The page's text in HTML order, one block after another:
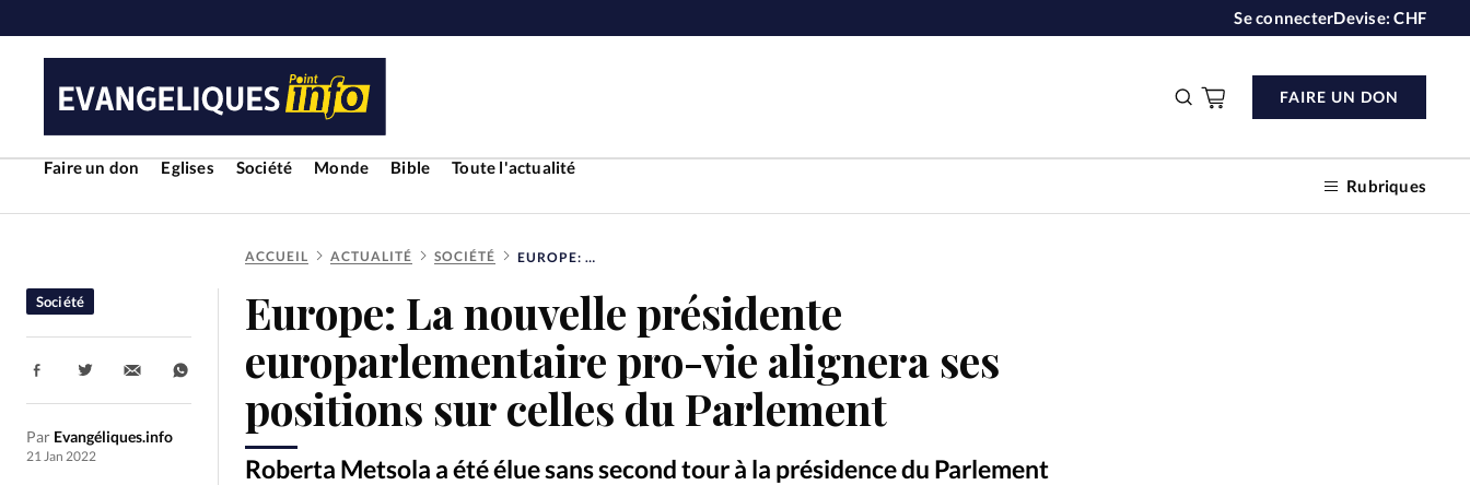
Se connecterDevise:CHF
Faire un don Eglises Société Monde Bible
Toute l'actualité
Rubriques
FAIRE UN DON
RUBRIQUES
Toute l'actualité Bible
Culture
Economie
Eglises Histoire
Laicité
Liberté religieuse
Mission
Monde
À propos
La rédaction
ACCUEIL ACTUALITÉ SOCIÉTÉ EUROPE: LA NOUVELLE PRÉSIDENTE EUROPARLEMENTAIRE PRO-VIE ALIGNERA SES POSITIONS SUR CELLES DU PARLEMENT
Europe: La nouvelle présidente
europarlementaire pro-vie alignera ses
positions sur celles du Parlement
Roberta Metsola a été élue sans second tour à la présidence du Parlement
Société
Par Evangéliques.info
21 Jan 2022
Partager: